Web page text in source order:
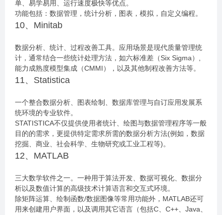
单、易学易用、运行速度极快等优点。
功能包括：数据管理，统计分析，图表，模拟，自定义编程。
10、Minitab
数据分析、统计、过程改善工具。应用场景是现代质量管理统
计，通常结合一些统计处理方法，如六标准差（Six Sigma）,
能力成熟度模型集成（CMMI），以及其他制程改善方法等。
11、Statistica
一个整合数据分析、图表绘制、数据库管理与自订应用发展系
统环境的专业软件。
STATISTICA不仅提供使用者统计、绘图与数据管理程序等一般
目的的需求，更提供特定需求所需的数据分析方法(例如，数据
挖掘、商业、社会科学、生物研究或工业工程等)。
12、MATLAB
三大数学软件之一。一种用于算法开发、数据可视化、数据分
析以及数值计算的高级技术计算语言和交互式环境。
除矩阵运算、绘制函数/数据图像等常用功能外，MATLAB还可
用来创建用户界面，以及调用其它语言（包括C、C++、Java、